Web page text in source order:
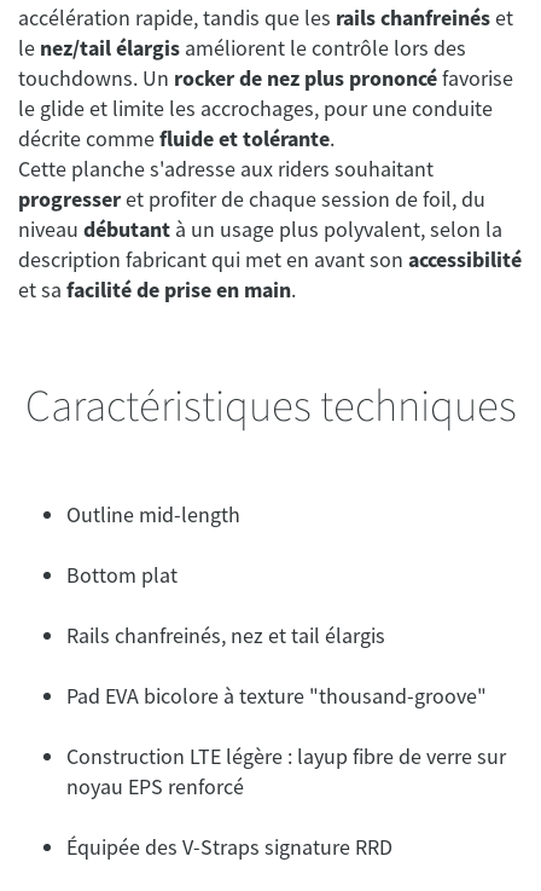
accélération rapide, tandis que les rails chanfreinéset
le nez/tail élargis améliorent le contrôle lors des
touchdowns. Un rocker de nez plus prononcéfavorise
le glide et limite les accrochages, pour une conduite
décrite commefluide et tolérante.
Cette planche s'adresse aux riders souhaitant
progresseret profiter de chaque session de foil, du
niveau débutant à un usage plus polyvalent, selon la
description fabricant qui met en avant son accessibilité
et sa facilité de prise en main.
Caractéristiques techniques
Outline mid-length
Bottom plat
Rails chanfreinés, nez et tail élargis
Pad EVA bicolore à texture "thousand-groove"
Construction LTE légère : layup fibre de verre sur
noyau EPS renforcé
Équipée des V-Straps signature RRD